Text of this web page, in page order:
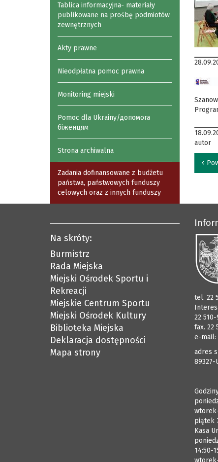
Tablica informacyjna- materiały
publikowane na prośbę podmiotów
zewnętrznych
Akty prawne
Nieodpłatna pomoc prawna
Monitoring miejski
Pomoc dla Ukrainy/допомога
біженцям
Strona archiwalna
Zadania dofinansowane z budżetu
państwa, państwowych funduszy
celowych oraz z innych funduszy
autor
Na skróty:
Burmistrz
Rada Miejska
Miejski Ośrodek Sportu i
Rekreacji
Miejskie Centrum Sportu
Miejski Ośrodek Kultury
Biblioteka Miejska
Deklaracja dostępności
Mapa strony
tel. 22
22
fax. 22
e-mail:
adres
89327-
piątek
Kasa
14:50-